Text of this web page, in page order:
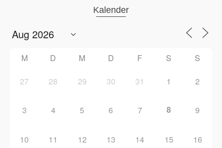
Kalender
M D M D F S S
27 28 29 30 31 1 2
3 4 5 6 7 8 9
10 11 12 13 14 15 16